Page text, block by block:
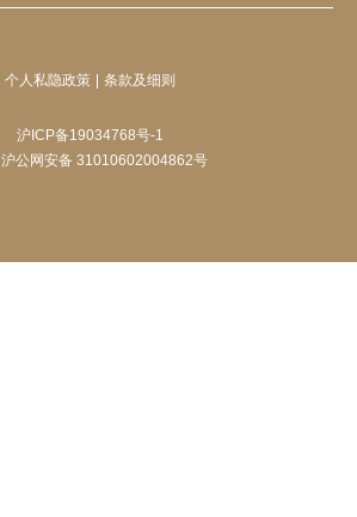
个人私隐政策 条款及细则
沪ICP备19034768号-1
沪公网安备 31010602004862号